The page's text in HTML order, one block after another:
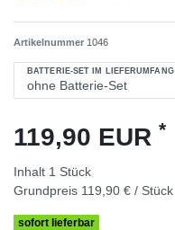
Artikelnummer 1046
BATTERIE-SET IM LIEFERUMFANG
119,90 EUR *
Inhalt 1 Stück
Grundpreis 119,90 € / Stück
sofort lieferbar